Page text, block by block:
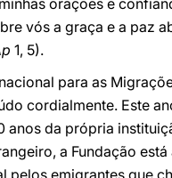
orações e
vós a graça e a paz
1, 5).
para as
cordialmente. Este
anos da própria
a Fundação
pelos emigrantes que